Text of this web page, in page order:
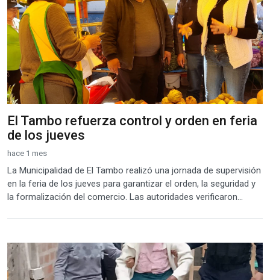
El Tambo refuerza control y orden en feria
de los jueves
hace 1 mes
La Municipalidad de El Tambo realizó una jornada de supervisión
en la feria de los jueves para garantizar el orden, la seguridad y
la formalización del comercio. Las autoridades verificaron...